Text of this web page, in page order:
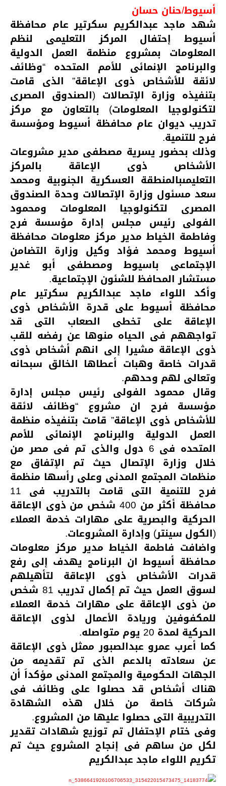
أسيوط/حنان حسان
شهد ماجد عبدالكريم سكرتير عام محافظة
أسيوط إحتفال المركز التعليمى لنظم
المعلومات بمشروع منظمة العمل الدولية
والبرنامج الإنمائى للأمم المتحده “وظائف
لائقة للأشخاص ذوى الإعاقة” الذى قامت
بتنفيذه وزارة الإتصالات (الصندوق المصرى
لتكنولوجيا المعلومات) بالتعاون مع مركز
تدريب ديوان عام محافظة أسيوط ومؤسسة
فرح للتنمية.
وذلك بحضور يسرية مصطفى مدير مشروعات
الأشخاص ذوى الإعاقة بالمركز
التعليمىبالمنطقة العسكرية الجنوبية ومحمد
سعد مسئول وزارة الإتصالات وحدة الصندوق
المصرى لتكنولوجيا المعلومات ومحمود
الفولى رئيس مجلس إدارة مؤسسة فرح
وفاطمة الخياط مدير مركز معلومات محافظة
أسيوط ومحمد فؤاد وكيل وزارة التضامن
الإجتماعى باسيوط ومصطفى أبو غدير
مستشار المحافظ للشئون الإجتماعية.
وأكد اللواء ماجد عبدالكريم سكرتير عام
محافظة أسيوط على قدرة الأشخاص ذوى
الإعاقة على تخطى الصعاب التى قد
تواجههم فى الحياه منوها عن رفضه للقب
ذوى الإعاقة مشيرا إلى انهم أشخاص ذوى
قدرات خاصة وهبات أعطاها الخالق سبحانه
وتعالى لهم وحدهم.
وقال محمود الفولى رئيس مجلس إدارة
مؤسسة فرح ان مشروع “وظائف لائقة
للأشخاص ذوى الإعاقة” قامت بتنفيذه منظمة
العمل الدولية والبرنامج الإنمائى للأمم
المتحده فى 6 دول والذى تم فى مصر من
خلال وزارة الإتصال حيث تم الإتفاق مع
منظمات المجتمع المدنى وعلى رأسها منظمة
فرح للتنمية التى قامت بالتدريب فى 11
محافظة أكثر من 400 شخص من ذوى الإعاقة
الحركية والبصرية على مهارات خدمة العملاء
(الكول سينتر) وإدارة المشروعات.
واضافت فاطمة الخياط مدير مركز معلومات
محافظة أسيوط ان البرنامج يهدف إلى رفع
قدرات الأشخاص ذوى الإعاقة لتأهيلهم
لسوق العمل حيث تم إكمال تدريب 81 شخص
من ذوى الإعاقة على مهارات خدمة العملاء
للمكفوفين وريادة الأعمال لذوى الإعاقة
الحركية لمدة 20 يوم متواصله.
كما أعرب عمرو عبدالصبور ممثل ذوى الإعاقة
عن سعادته بالدعم الذى تم تقديمه من
الجهات الحكومية والمجتمع المدنى مؤكداَ أن
هناك أشخاص قد حصلوا على وظائف فى
شركات خاصة من خلال هذه الشهادة
التدريبية التى حصلوا عليها من المشروع.
وفى ختام الإحتفال تم توزيع شهادات تقدير
لكل من ساهم فى إنجاح المشروع حيث تم
تكريم اللواء ماجد عبدالكريم